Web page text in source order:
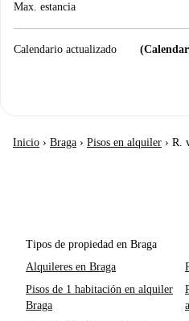
Max. estancia
Calendario actualizado
Inicio › Braga › Pisos en alquiler › R.
Tipos de propiedad en Braga
Alquileres en Braga
Pisos de 1 habitación en alquiler
Braga